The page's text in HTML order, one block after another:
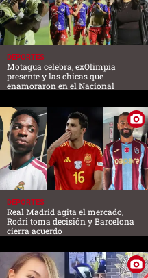
DEPORTES
Motagua celebra, exOlimpia
presente y las chicas que
enamoraron en el Nacional
DEPORTES
Real Madrid agita el mercado,
Rodri toma decisión y Barcelona
cierra acuerdo